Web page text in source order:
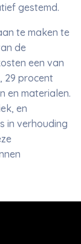
gestemd.
te maken te
de
een van
29 procent
en materialen.
en
in verhouding